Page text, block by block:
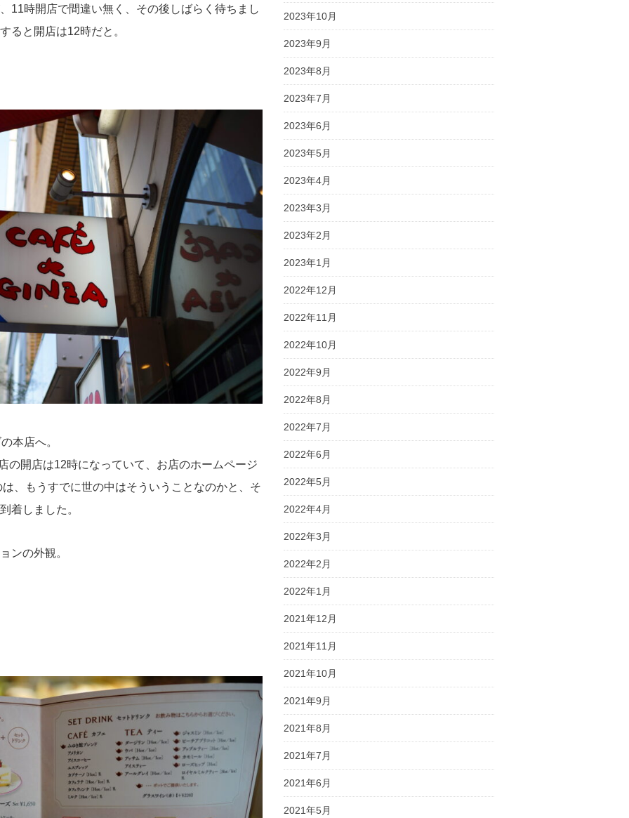
11時開店で間違い無く、その後しばらく待ちまし
ると開店は12時だと。
本店へ。
の開店は12時になっていて、お店のホームページ
、もうすでに世の中はそういうことなのかと、そ
着しました。
ンの外観。
2023年10月
2023年9月
2023年8月
2023年7月
2023年6月
2023年5月
2023年4月
2023年3月
2023年2月
2023年1月
2022年12月
2022年11月
2022年10月
2022年9月
2022年8月
2022年7月
2022年6月
2022年5月
2022年4月
2022年3月
2022年2月
2022年1月
2021年12月
2021年11月
2021年10月
2021年9月
2021年8月
2021年7月
2021年6月
2021年5月